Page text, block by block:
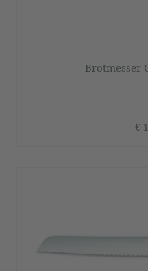
Brotmesser
€